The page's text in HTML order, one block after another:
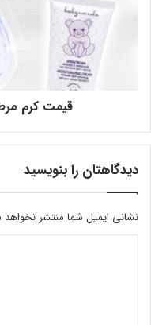
قیمت کرم
دیدگاهتان را بنویسید
نشانی ایمیل شما منتشر